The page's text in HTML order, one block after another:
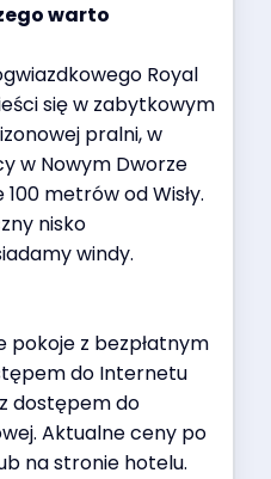
warto
Royal
się w zabytkowym
pralni, w
w Nowym Dworze
metrów od Wisły.
nisko
windy.
z bezpłatnym
do Internetu
dostępem do
Aktualne ceny po
na stronie hotelu.